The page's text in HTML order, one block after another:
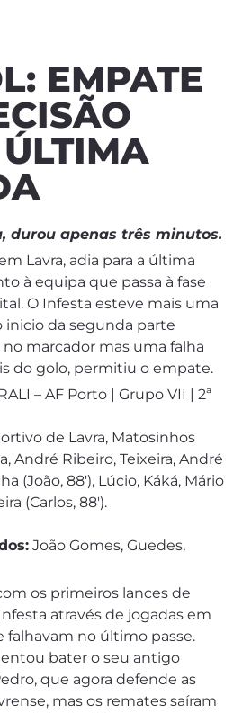
EMPATE
durou apenas três minutos.
Lavra, adia para a última
à equipa que passa à fase
O Infesta esteve mais uma
inicio da segunda parte
marcador mas uma falha
do golo, permitiu o empate.
– AF Porto | Grupo VII | 2ª
de Lavra, Matosinhos
André Ribeiro, Teixeira, André
(João, 88′), Lúcio, Káká, Mário
(Carlos, 88′).
João Gomes, Guedes,
os primeiros lances de
através de jogadas em
no último passe.
bater o seu antigo
que agora defende as
mas os remates saíram